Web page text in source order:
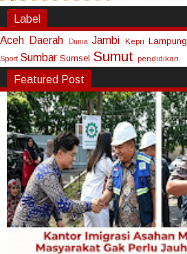
Label
Aceh Daerah Dunia Jambi Kepri Lampung
Sport Sumbar Sumsel Sumut pendidikan
Featured Post